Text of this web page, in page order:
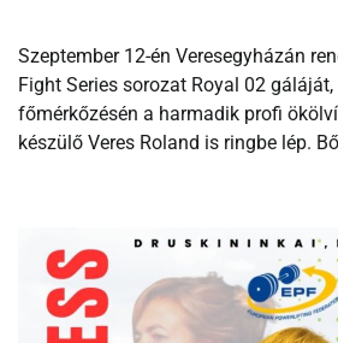
Szeptember 12-én Veresegyházán
Fight Series sorozat Royal 02
főmérkőzésén a harmadik profi
készülő Veres Roland is ringbe lép.